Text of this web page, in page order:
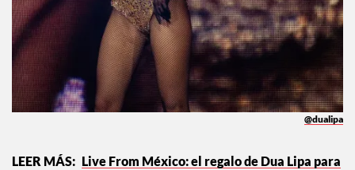
@dualipa
Live From México: el regalo de Dua Lipa para